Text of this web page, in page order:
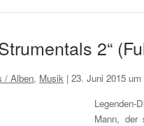
2“
/ Alben, Musik |23. Juni 2015 um
Mann, der